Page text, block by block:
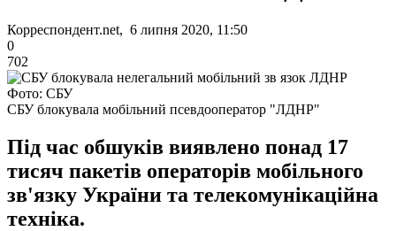
Корреспондент.net, 6 липня 2020, 11:50
0
702
Фото: СБУ
СБУ блокувала мобільний псевдооператор "ЛДНР"
Під час обшуків виявлено понад 17
тисяч пакетів операторів мобільного
зв'язку України та телекомунікаційна
техніка.